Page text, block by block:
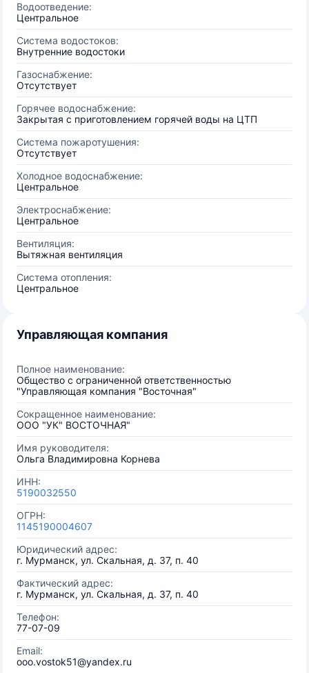
Водоотведение:
Центральное
Система водостоков:
Внутренние водостоки
Газоснабжение:
Отсутствует
Горячее водоснабжение:
Закрытая с приготовлением горячей воды на ЦТП
Система пожаротушения:
Отсутствует
Холодное водоснабжение:
Центральное
Электроснабжение:
Центральное
Вентиляция:
Вытяжная вентиляция
Система отопления:
Центральное
Управляющая компания
Полное наименование:
Общество с ограниченной ответственностью
"Управляющая компания "Восточная"
Сокращенное наименование:
ООО "УК" ВОСТОЧНАЯ"
Имя руководителя:
Ольга Владимировна Корнева
ИНН:
5190032550
ОГРН:
1145190004607
Юридический адрес:
г. Мурманск, ул. Скальная, д. 37, п. 40
Фактический адрес:
г. Мурманск, ул. Скальная, д. 37, п. 40
Телефон:
77-07-09
Email:
ooo.vostok51@yandex.ru